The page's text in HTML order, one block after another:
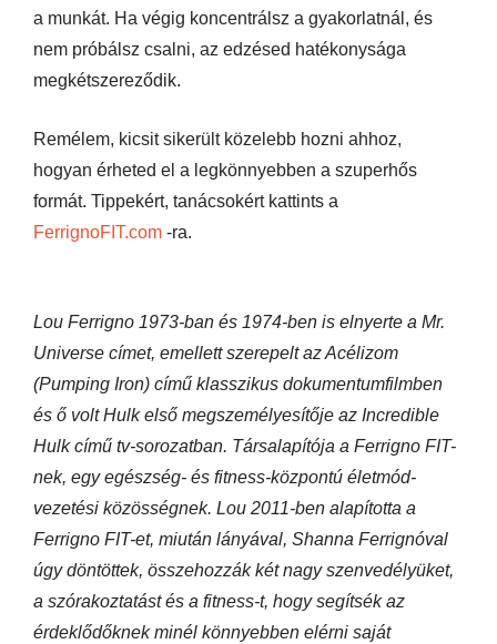
a munkát. Ha végig koncentrálsz a gyakorlatnál, és
nem próbálsz csalni, az edzésed hatékonysága
megkétszereződik.
Remélem, kicsit sikerült közelebb hozni ahhoz,
hogyan érheted el a legkönnyebben a szuperhős
formát. Tippekért, tanácsokért kattints a
FerrignoFIT.com -ra.
Lou Ferrigno 1973-ban és 1974-ben is elnyerte a Mr.
Universe címet, emellett szerepelt az Acélizom
(Pumping Iron) című klasszikus dokumentumfilmben
és ő volt Hulk első megszemélyesítője az Incredible
Hulk című tv-sorozatban. Társalapítója a Ferrigno FIT-
nek, egy egészség- és fitness-központú életmód-
vezetési közösségnek. Lou 2011-ben alapította a
Ferrigno FIT-et, miután lányával, Shanna Ferrignóval
úgy döntöttek, összehozzák két nagy szenvedélyüket,
a szórakoztatást és a fitness-t, hogy segítsék az
érdeklődőknek minél könnyebben elérni saját